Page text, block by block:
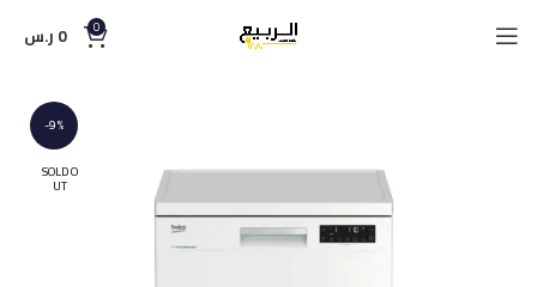
0
0 ر.س
-9%
SOLD O
UT